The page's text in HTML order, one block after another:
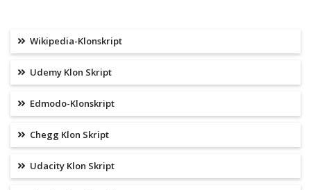
Wikipedia-Klonskript
Udemy Klon Skript
Edmodo-Klonskript
Chegg Klon Skript
Udacity Klon Skript